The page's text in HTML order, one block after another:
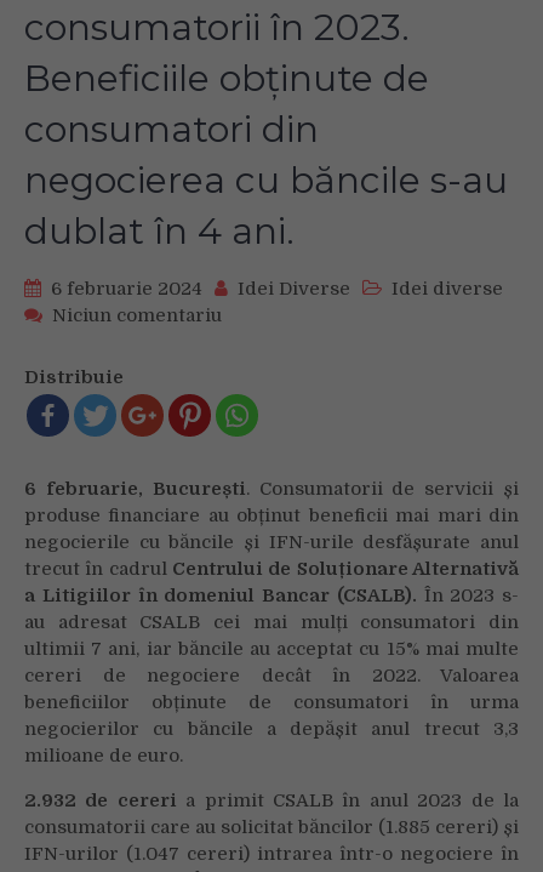
consumatorii în 2023.
Beneficiile obținute de
consumatori din
negocierea cu băncile s-au
dublat în 4 ani.
6 februarie 2024 Idei Diverse
Idei diverse
Niciun comentariu
au
negociat
mai
și
s-
au
împăcat
mai
des
cu
consumatorii
în
2023.
de
consumatori
din
Distribuie
6 februarie, București. Consumatorii de servicii și
produse financiare au obținut beneficii mai mari din
negocierile cu băncile și IFN-urile desfășurate anul
trecut în cadrul Centrului de Soluționare Alternativă
a Litigiilor în domeniul Bancar (CSALB). În 2023 s-
au adresat CSALB cei mai mulți consumatori din
ultimii 7 ani, iar băncile au acceptat cu 15% mai multe
cereri de negociere decât în 2022. Valoarea
beneficiilor obținute de consumatori în urma
negocierilor cu băncile a depășit anul trecut 3,3
milioane de euro.
2.932 de cereri a primit CSALB în anul 2023 de la
consumatorii care au solicitat băncilor (1.885 cereri) și
IFN-urilor (1.047 cereri) intrarea într-o negociere în